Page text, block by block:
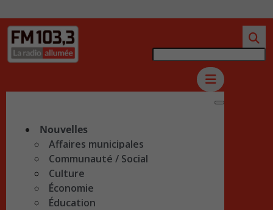
Nouvelles
Affaires municipales
Communauté / Social
Culture
Économie
Éducation